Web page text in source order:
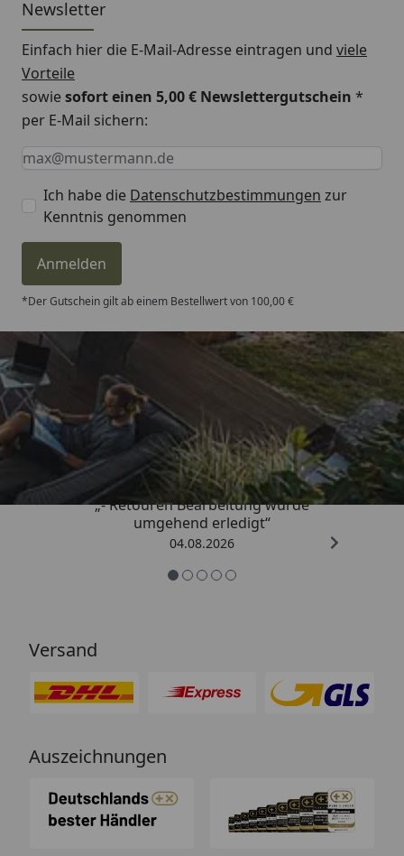
Vorteile:
✓ Unterstützt die Kondition und Energieversorgung
von Stören
✓ Leicht auffindbar durch wasserlösliche Lockstoffe
✓ Für Fütterung im Sommer und Winter geeignet
Inhalt: 3 l/ 1950 g
Pelletgröße: 6 mm
Newsletter
Einfach hier die E-Mail-Adresse eintragen und viele
Vorteile
sowiesofort einen 5,00 € Newslettergutschein *
per E-Mail sichern:
Keine Eingabe erforderlich
Eingabe erforderlich
E-Mail *
Ich habe die Datenschutzbestimmungen zur
Kenntnis genommen
Anmelden
*Der Gutschein gilt ab einem Bestellwert von 100,00 €
Trusted Shops
4,81/ 5
„- Retouren Bearbeitung wurde
umgehend erledigt“
04.08.2026
Versand
Auszeichnungen